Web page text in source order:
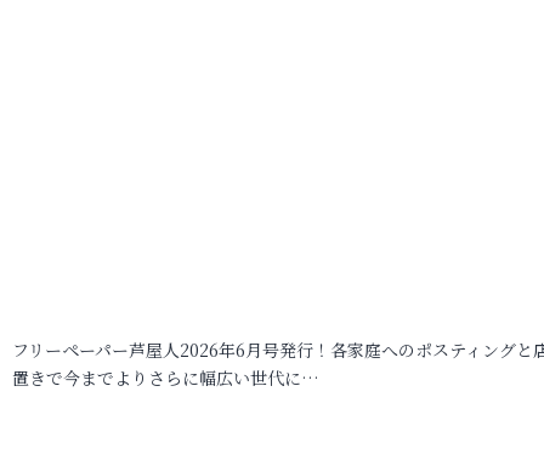
フリーペーパー芦屋人2026年6月号発行！各家庭へのポスティングと
置きで今までよりさらに幅広い世代に…